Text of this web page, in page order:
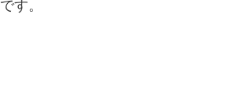
す。